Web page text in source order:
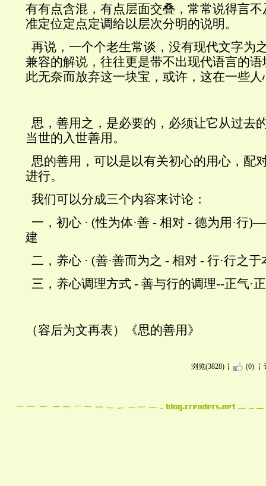
有有点含混，有点层面交叠，常常说得言
准定位定点定调给以层次分明的说明。
再说，一个个老生常谈，没有现代文字为
兼容的解说，往往更是带不出现代语言的
此无奈而放弃这一块宝，或许，这在一些
思，善用之，是必要的，必须让它从过去
当世的入世善用。
思的善用，可以是以有关初心的用心，配
进行。
我们可以分成三个内容来讨论：
一，初心 · (性为体·善 - 相对 - 德为用 ·行
建
二，养心 · (善·善而为之 - 相对 - 行·行之于
三，养心调理方式 - 善与行的调理--正气·
（容后为文再表）《思的善用》
浏览(3828) (0)